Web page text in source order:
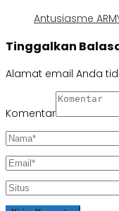
Antusiasme
Tinggalkan
Alamat email Anda
Komentar